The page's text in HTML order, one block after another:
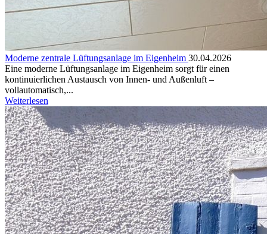
Moderne zentrale Lüftungsanlage im Eigenheim 30.04.2026
Eine moderne Lüftungsanlage im Eigenheim sorgt für einen
kontinuierlichen Austausch von Innen- und Außenluft –
vollautomatisch,...
Weiterlesen